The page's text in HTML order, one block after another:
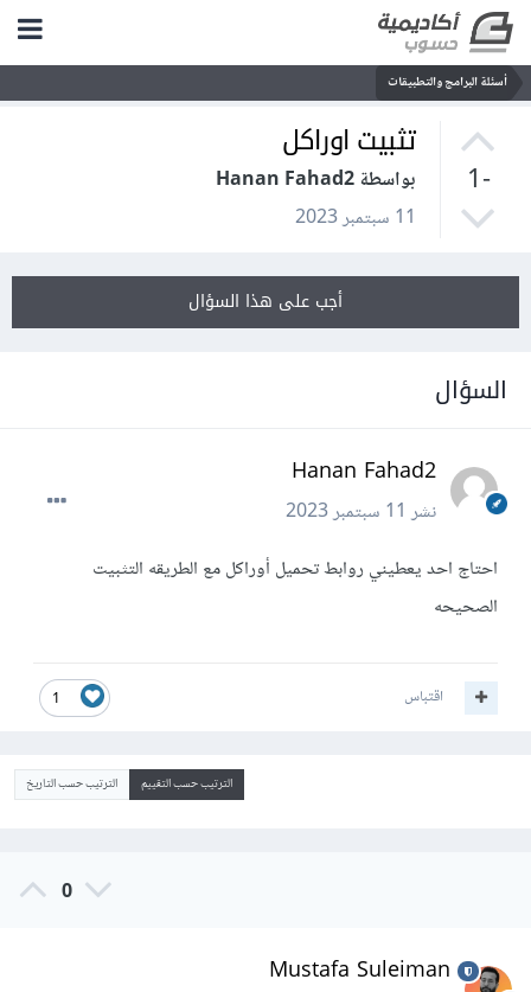
أسئلة البرامج والتطبيقات
-1
تثبيت اوراكل
بواسطة Hanan Fahad2
11 سبتمبر 2023
أجب على هذا السؤال
السؤال
Hanan Fahad2
نشر11 سبتمبر 2023
احتاج احد يعطيني روابط تحميل أوراكل مع الطريقه التثبيت
الصحيحه
1 اقتباس
الترتيب حسب التقييم الترتيب حسب التاريخ
0
Mustafa Suleiman